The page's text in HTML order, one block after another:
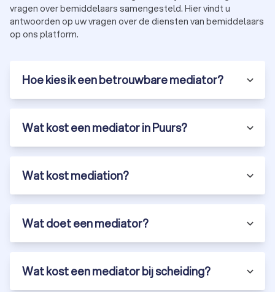
vragen over bemiddelaars samengesteld. Hier vindt u
antwoorden op uw vragen over de diensten van bemiddelaars
op ons platform.
Hoe kies ik een betrouwbare mediator?
Wat kost een mediator in Puurs?
Wat kost mediation?
Wat doet een mediator?
Wat kost een mediator bij scheiding?